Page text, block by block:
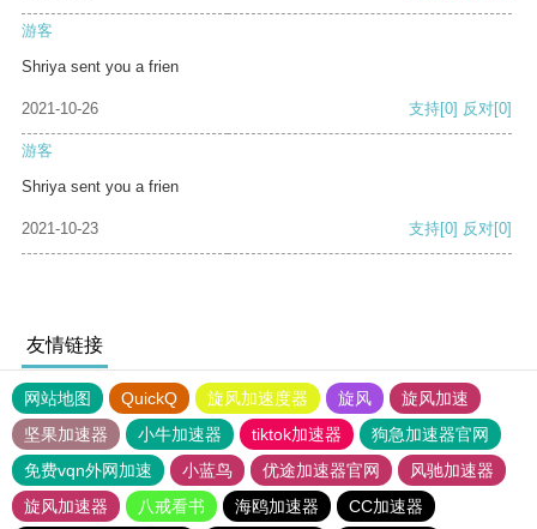
游客
Shriya sent you a frien
2021-10-26 支持[0] 反对[0]
游客
Shriya sent you a frien
2021-10-23 支持[0] 反对[0]
友情链接
网站地图 QuickQ 旋风加速度器 旋风
旋风加速
坚果加速器
小牛加速器 tiktok加速器
狗急加速器官网
免费vqn外网加速
小蓝鸟 优途加速器官网
风驰加速器
旋风加速器
八戒看书 海鸥加速器
CC加速器